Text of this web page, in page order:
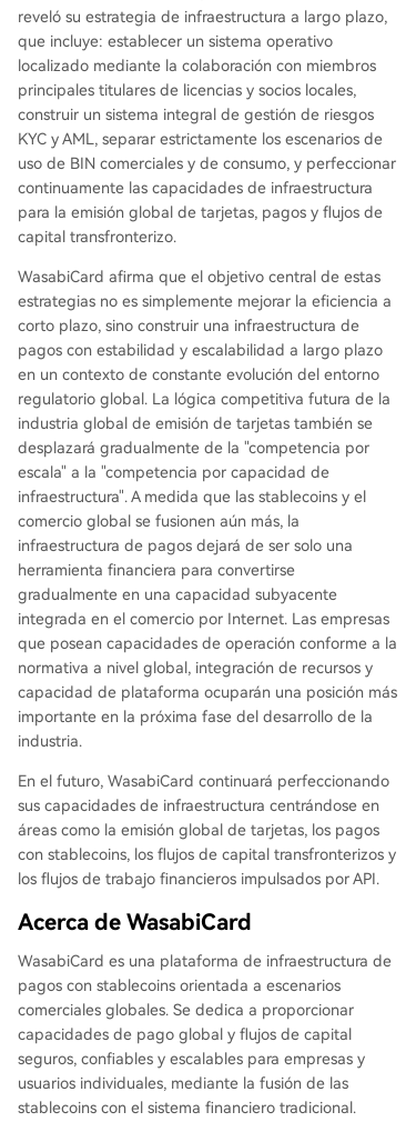
reveló su estrategia de infraestructura a largo plazo,
que incluye: establecer un sistema operativo
localizado mediante la colaboración con miembros
principales titulares de licencias y socios locales,
construir un sistema integral de gestión de riesgos
KYC y AML, separar estrictamente los escenarios de
uso de BIN comerciales y de consumo, y perfeccionar
continuamente las capacidades de infraestructura
para la emisión global de tarjetas, pagos y flujos de
capital transfronterizo.
WasabiCard afirma que el objetivo central de estas
estrategias no es simplemente mejorar la eficiencia a
corto plazo, sino construir una infraestructura de
pagos con estabilidad y escalabilidad a largo plazo
en un contexto de constante evolución del entorno
regulatorio global. La lógica competitiva futura de la
industria global de emisión de tarjetas también se
desplazará gradualmente de la "competencia por
escala" a la "competencia por capacidad de
infraestructura". A medida que las stablecoins y el
comercio global se fusionen aún más, la
infraestructura de pagos dejará de ser solo una
herramienta financiera para convertirse
gradualmente en una capacidad subyacente
integrada en el comercio por Internet. Las empresas
que posean capacidades de operación conforme a la
normativa a nivel global, integración de recursos y
capacidad de plataforma ocuparán una posición más
importante en la próxima fase del desarrollo de la
industria.
En el futuro, WasabiCard continuará perfeccionando
sus capacidades de infraestructura centrándose en
áreas como la emisión global de tarjetas, los pagos
con stablecoins, los flujos de capital transfronterizos y
los flujos de trabajo financieros impulsados por API.
Acerca de WasabiCard
WasabiCard es una plataforma de infraestructura de
pagos con stablecoins orientada a escenarios
comerciales globales. Se dedica a proporcionar
capacidades de pago global y flujos de capital
seguros, confiables y escalables para empresas y
usuarios individuales, mediante la fusión de las
stablecoins con el sistema financiero tradicional.